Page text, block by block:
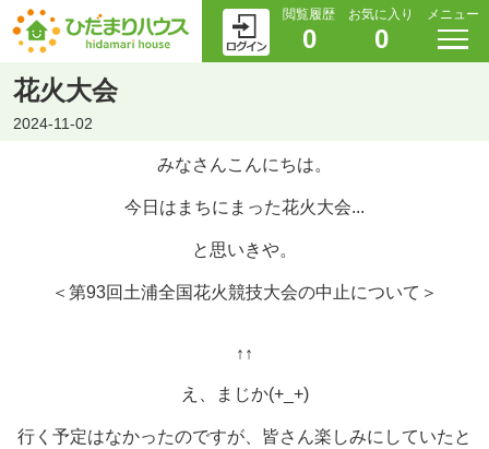
閲覧履歴
0
お気に入り
0
メニュー
花火大会
2024-11-02
みなさんこんにちは。
今日はまちにまった花火大会...
と思いきや。
＜第93回土浦全国花火競技大会の中止について＞
↑↑
え、まじか(+_+)
行く予定はなかったのですが、皆さん楽しみにしていたと